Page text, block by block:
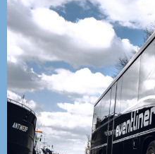
Feestbus huren Giessendam